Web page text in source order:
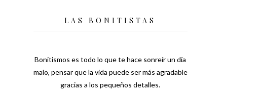
LAS BONITISTAS
Bonitismos es todo lo que te hace sonreír un día
malo, pensar que la vida puede ser más agradable
gracias a los pequeños detalles.